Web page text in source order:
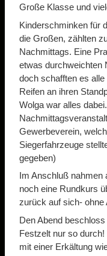
Große Klasse und
Kinderschminken für
die Großen, zählten
Nachmittags. Eine
etwas durchweichten
doch schafften es
Reifen an ihren
Wolga war alles
Gewerbeverein,
Siegerfahrzeuge
gegeben)
Im Anschluß nahmen
noch eine Rundkurs
zurück auf sich- ohne
Den Abend
Festzelt nur so
mit einer Erkältung